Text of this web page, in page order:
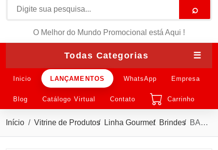
⌕
O Melhor do Mundo Promocional está Aqui !
Todas Categorias ☰
Inicio LANÇAMENTOS WhatsApp Empresa
Blog Catálogo Virtual Contato Carrinho
Início Vitrine de Produtos Linha Gourmet Brindes BALDE DE PIPOCA 3 LITROS